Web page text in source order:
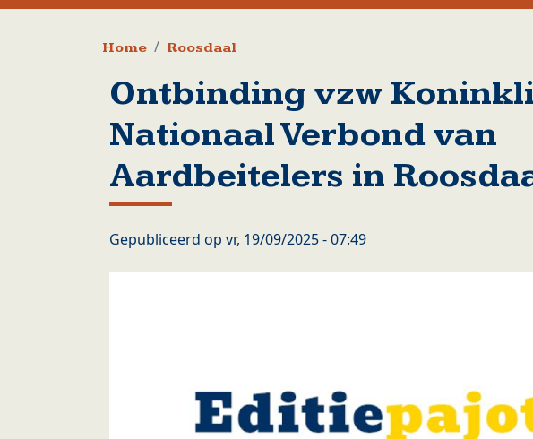
Kruimelpad
Home Roosdaal
Ontbinding vzw
Nationaal Verbond van
Aardbeitelers in
Gepubliceerd op vr, 19/09/2025 - 07:49